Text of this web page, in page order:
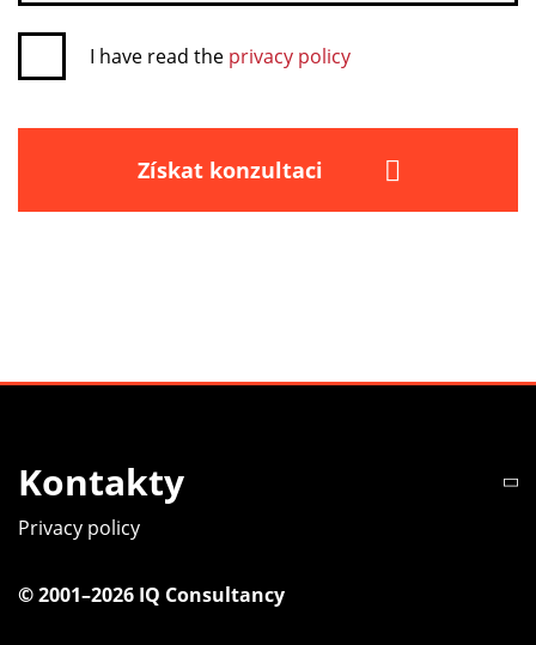
I have read the privacy policy
Získat konzultaci
Kontakty
Privacy policy
© 2001–2026 IQ Consultancy